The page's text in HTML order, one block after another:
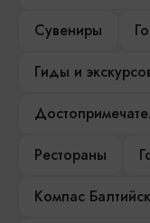
Сувениры
Гиды и
Рестораны
Компас